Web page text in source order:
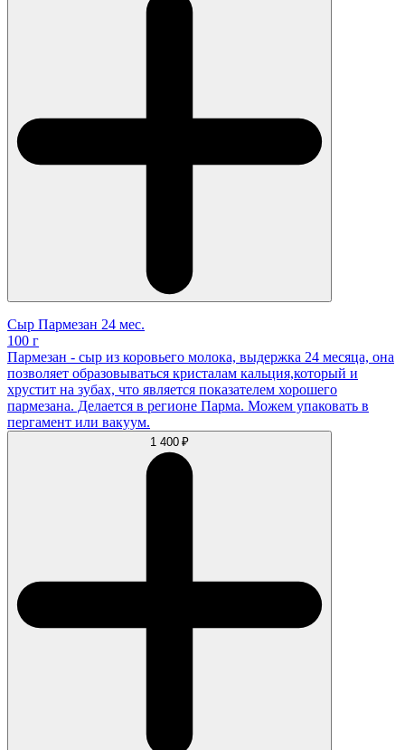
Сыр Пармезан 24 мес.
100 г
Пармезан - сыр из коровьего молока, выдержка 24 месяца, она
позволяет образовываться кристалам кальция,который и
хрустит на зубах, что является показателем хорошего
пармезана. Делается в регионе Парма. Можем упаковать в
пергамент или вакуум.
1 400 ₽